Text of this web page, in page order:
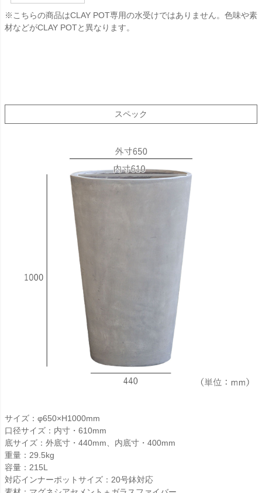
※こちらの商品はCLAY POT専用の水受けではありません。色味や素
材などがCLAY POTと異なります。
スペック
サイズ：φ650×H1000mm
口径サイズ：内寸・610mm
底サイズ：外底寸・440mm、内底寸・400mm
重量：29.5kg
容量：215L
対応インナーポットサイズ：20号鉢対応